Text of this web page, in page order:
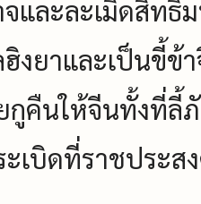
จและละเมิดสิท
งยาและเป็นขี้ข้
กูคืนให้จีนทั้งที่ลี้
เบิดที่ราชประส